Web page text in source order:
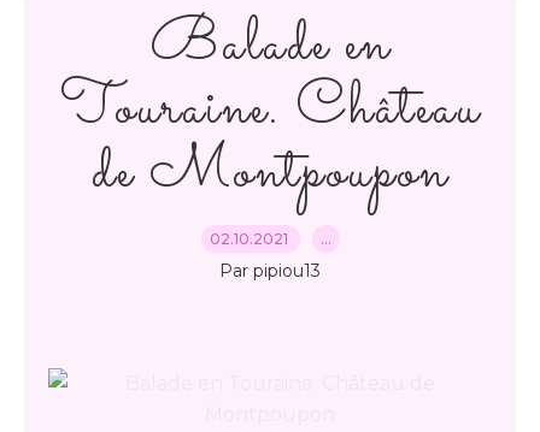
Balade en
Touraine. Château
de Montpoupon
02.10.2021 …
Par pipiou13